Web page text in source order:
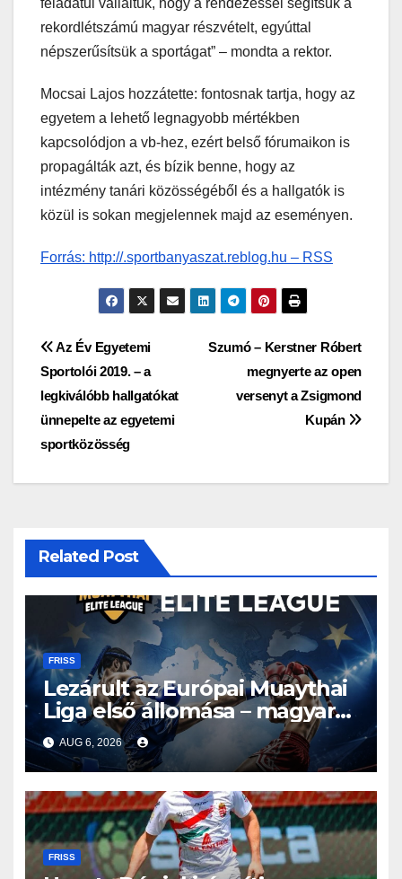
feladatul vállaltuk, hogy a rendezéssel segítsük a
rekordlétszámú magyar részvételt, egyúttal
népszerűsítsük a sportágat” – mondta a rektor.
Mocsai Lajos hozzátette: fontosnak tartja, hogy az
egyetem a lehető legnagyobb mértékben
kapcsolódjon a vb-hez, ezért belső fórumaikon is
propagálták azt, és bízik benne, hogy az
intézmény tanári közösségéből és a hallgatók is
közül is sokan megjelennek majd az eseményen.
Forrás: http://.sportbanyaszat.reblog.hu – RSS
Bejegyzés
navigáció
Szumó – Kerstner Róbert
megnyerte az open
versenyt a Zsigmond
Kupán
Az Év Egyetemi
Sportolói 2019. – a
legkiválóbb hallgatókat
ünnepelte az egyetemi
sportközösség
Related Post
FRISS
Lezárult az Európai Muaythai
Liga első állomása – magyar
részvétellel debütált az új
sorozat
AUG 6, 2026
FRISS